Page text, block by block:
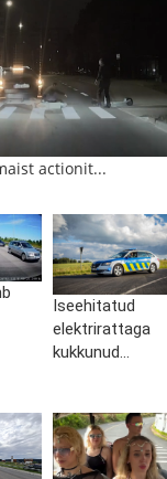
actionit...
Iseehitatud
elektrirattaga
kukkunud...